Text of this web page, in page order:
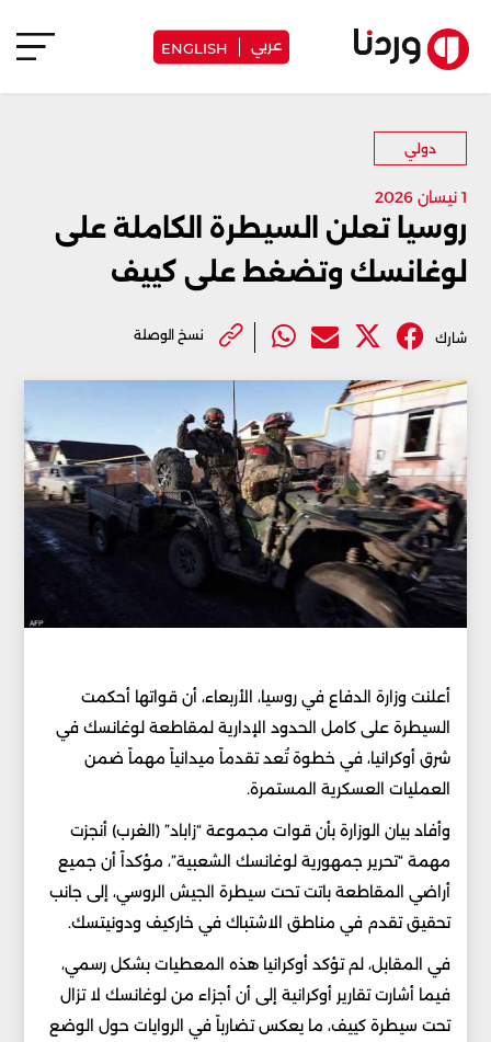
عربي ENGLISH
دولي
1 نيسان 2026
روسيا تعلن السيطرة الكاملة على
لوغانسك وتضغط على كييف
شارك نسخ الوصلة
أعلنت وزارة الدفاع في روسيا، الأربعاء، أن قواتها أحكمت
السيطرة على كامل الحدود الإدارية لمقاطعة لوغانسك في
شرق أوكرانيا، في خطوة تُعد تقدماً ميدانياً مهماً ضمن
العمليات العسكرية المستمرة.
وأفاد بيان الوزارة بأن قوات مجموعة “زاباد” (الغرب) أنجزت
مهمة “تحرير جمهورية لوغانسك الشعبية”، مؤكداً أن جميع
أراضي المقاطعة باتت تحت سيطرة الجيش الروسي، إلى جانب
تحقيق تقدم في مناطق الاشتباك في خاركيف ودونيتسك.
في المقابل، لم تؤكد أوكرانيا هذه المعطيات بشكل رسمي،
فيما أشارت تقارير أوكرانية إلى أن أجزاء من لوغانسك لا تزال
تحت سيطرة كييف، ما يعكس تضارباً في الروايات حول الوضع